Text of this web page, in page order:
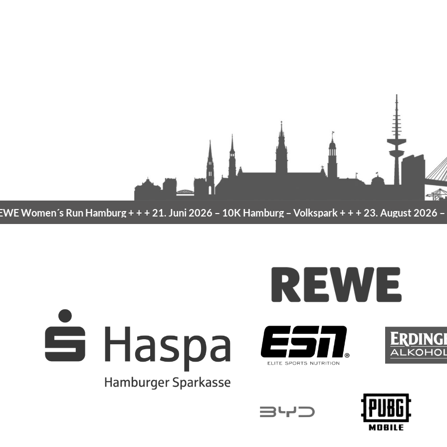
Run Hamburg+ + +21. Juni 2026 –10K Hamburg– Volkspark + + +23. August 2026 –10K